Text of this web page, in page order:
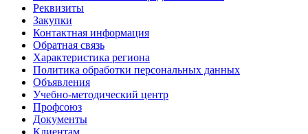
Реквизиты
Закупки
Контактная информация
Обратная связь
Характеристика региона
Политика обработки персональных данных
Oбъявления
Учебно-методический центр
Профсоюз
Документы
Клиентам